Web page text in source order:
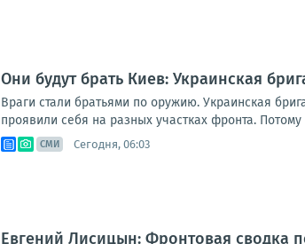
Они будут брать Киев: Украинская
Враги стали братьями по оружию. Украинская
проявили себя на разных участках фронта.
СМИ Сегодня, 06:03
Евгений Лисицын: Фронтовая сводка